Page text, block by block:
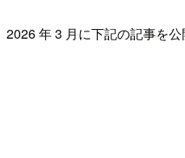
2026 年 3 月に下記の記事を